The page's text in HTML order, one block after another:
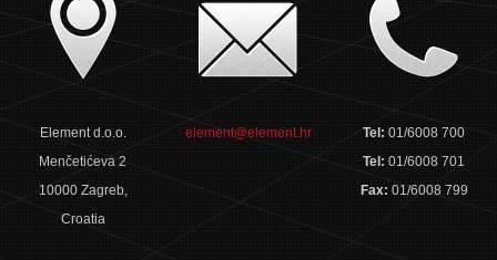
Element d.o.o.
Menčetićeva 2
10000 Zagreb,
Croatia
element@element.hr Tel:01/6008 700
Tel:01/6008 701
Fax: 01/6008 799